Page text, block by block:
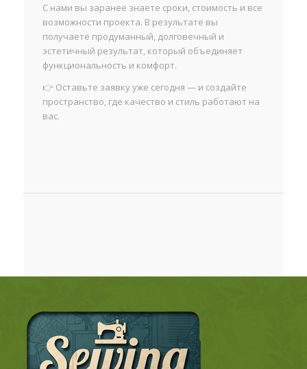
С нами вы заранее знаете сроки, стоимость и все
возможности проекта. В результате вы
получаете продуманный, долговечный и
эстетичный результат, который объединяет
функциональность и комфорт.
👉 Оставьте заявку уже сегодня — и создайте
пространство, где качество и стиль работают на
вас.